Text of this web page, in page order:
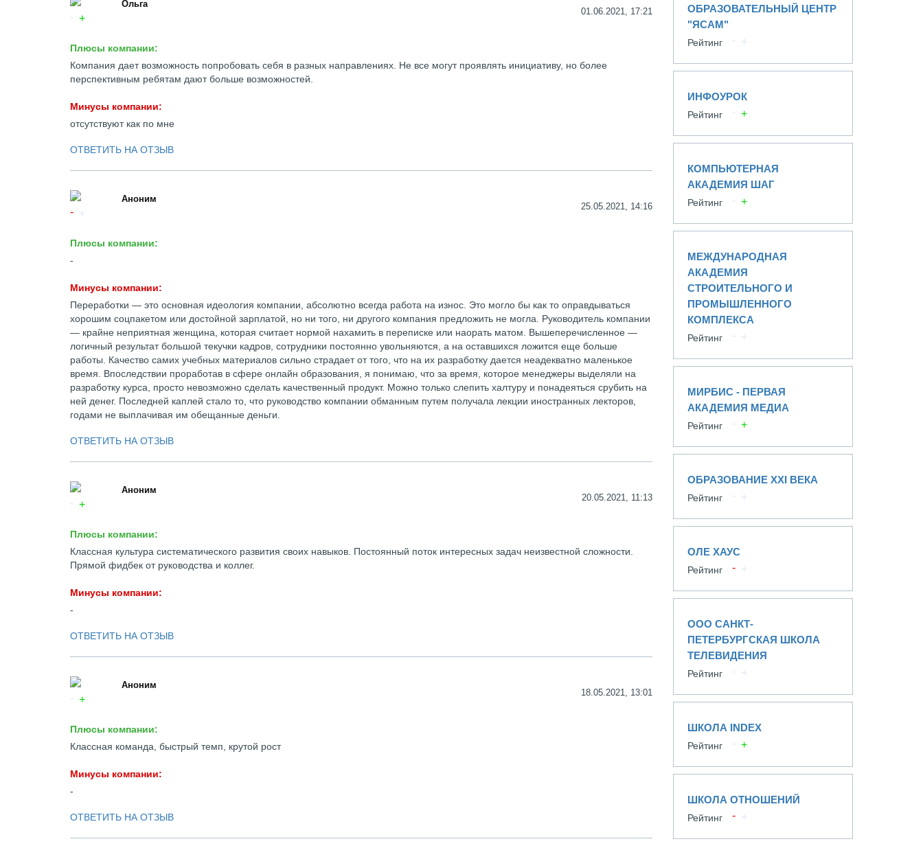
Ольга
01.06.2021, 17:21
Плюсы компании:
Компания дает возможность попробовать себя в разных направлениях. Не все могут проявлять инициативу, но более
перспективным ребятам дают больше возможностей.
Минусы компании:
отсутствуют как по мне
ОТВЕТИТЬ НА ОТЗЫВ
Аноним
25.05.2021, 14:16
Плюсы компании:
-
Минусы компании:
Переработки — это основная идеология компании, абсолютно всегда работа на износ. Это могло бы как то оправдываться
хорошим соцпакетом или достойной зарплатой, но ни того, ни другого компания предложить не могла. Руководитель компании
— крайне неприятная женщина, которая считает нормой нахамить в переписке или наорать матом. Вышеперечисленное —
логичный результат большой текучки кадров, сотрудники постоянно увольняются, а на оставшихся ложится еще больше
работы. Качество самих учебных материалов сильно страдает от того, что на их разработку дается неадекватно маленькое
время. Впоследствии проработав в сфере онлайн образования, я понимаю, что за время, которое менеджеры выделяли на
разработку курса, просто невозможно сделать качественный продукт. Можно только слепить халтуру и понадеяться срубить на
ней денег. Последней каплей стало то, что руководство компании обманным путем получала лекции иностранных лекторов,
годами не выплачивая им обещанные деньги.
ОТВЕТИТЬ НА ОТЗЫВ
Аноним
20.05.2021, 11:13
Плюсы компании:
Классная культура систематического развития своих навыков. Постоянный поток интересных задач неизвестной сложности.
Прямой фидбек от руководства и коллег.
Минусы компании:
-
ОТВЕТИТЬ НА ОТЗЫВ
Аноним
18.05.2021, 13:01
Плюсы компании:
Классная команда, быстрый темп, крутой рост
Минусы компании:
-
ОТВЕТИТЬ НА ОТЗЫВ
ОБРАЗОВАТЕЛЬНЫЙ ЦЕНТР
"ЯСАМ"
Рейтинг
ИНФОУРОК
Рейтинг
КОМПЬЮТЕРНАЯ
АКАДЕМИЯ ШАГ
Рейтинг
МЕЖДУНАРОДНАЯ
АКАДЕМИЯ
СТРОИТЕЛЬНОГО И
ПРОМЫШЛЕННОГО
КОМПЛЕКСА
Рейтинг
МИРБИС - ПЕРВАЯ
АКАДЕМИЯ МЕДИА
Рейтинг
ОБРАЗОВАНИЕ XXI ВЕКА
Рейтинг
ОЛЕ ХАУС
Рейтинг
ООО САНКТ-
ПЕТЕРБУРГСКАЯ ШКОЛА
ТЕЛЕВИДЕНИЯ
Рейтинг
ШКОЛА INDEX
Рейтинг
ШКОЛА ОТНОШЕНИЙ
Рейтинг